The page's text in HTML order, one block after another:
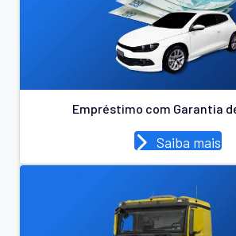
Empréstimo com Garantia
Saiba mais